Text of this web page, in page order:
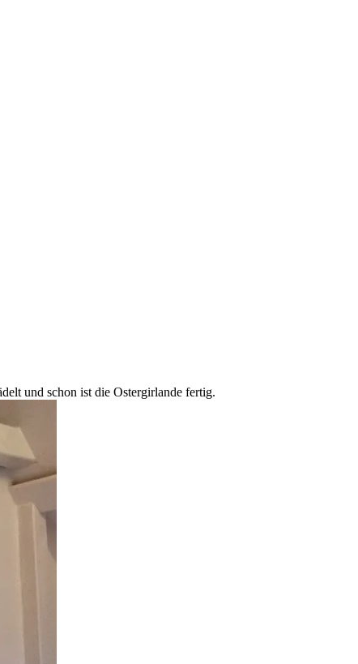
und schon ist die Ostergirlande fertig.